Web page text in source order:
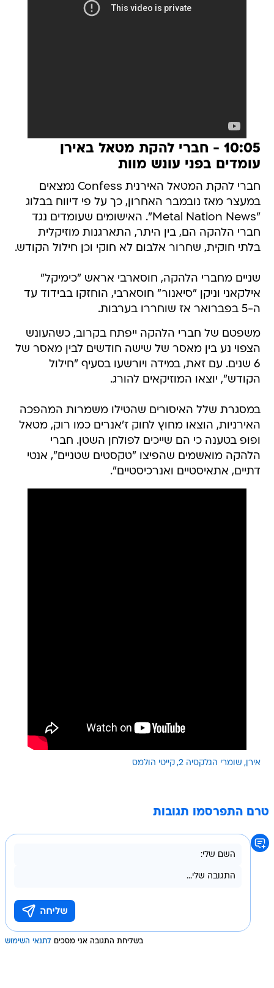
10:05 - חברי להקת מטאל באירן
עומדים בפני עונש מוות
חברי להקת המטאל האירנית Confess נמצאים
במעצר מאז נובמבר האחרון, כך על פי דיווח בבלוג
"Metal Nation News". האישומים שעומדים נגד
חברי הלהקה הם, בין היתר, התארגנות מוזיקלית
בלתי חוקית, שחרור אלבום לא חוקי וכן חילול הקודש.
שניים מחברי הלהקה, חוסארבי אראש "כימיקל"
אילקאני וניקן "סיאנור" חוסארבי, הוחזקו בבידוד עד
ה-5 בפברואר אז שוחררו בערבות.
משפטם של חברי הלהקה ייפתח בקרוב, כשהעונש
הצפוי נע בין מאסר של שישה חודשים לבין מאסר של
6 שנים. עם זאת, במידה ויורשעו בסעיף "חילול
הקודש", יוצאו המוזיקאים להורג.
במסגרת שלל האיסורים שהטילו משמרות המהפכה
האירניות, הוצאו מחוץ לחוק ז'אנרים כמו רוק, מטאל
ופופ בטענה כי הם שייכים לפולחן השטן. חברי
הלהקה מואשמים שהפיצו "טקסטים שטניים", אנטי
דתיים, אתאיסטיים ואנרכיסטיים".
אירן שומרי הגלקסיה 2 קייטי הולמס
טרם התפרסמו תגובות
בשליחת התגובה אני מסכים לתנאי השימוש